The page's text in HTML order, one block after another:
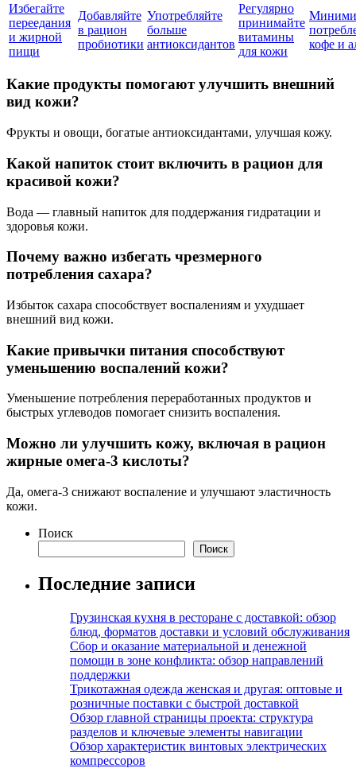
Избегайте
переедания
и жирной
пищи
Добавляйте
в рацион
пробиотики
Употребляйте
больше
антиоксидантов
Регулярно
принимайте
витамины
для кожи
кофе и
Какие продукты помогают улучшить внешний
вид кожи?
Фрукты и овощи, богатые антиоксидантами, улучшая кожу.
Какой напиток стоит включить в рацион для
красивой кожи?
Вода — главный напиток для поддержания гидратации и
здоровья кожи.
Почему важно избегать чрезмерного
потребления сахара?
Избыток сахара способствует воспалениям и ухудшает
внешний вид кожи.
Какие привычки питания способствуют
уменьшению воспалений кожи?
Уменьшение потребления переработанных продуктов и
быстрых углеводов помогает снизить воспаления.
Можно ли улучшить кожу, включая в рацион
жирные омега-3 кислоты?
Да, омега-3 снижают воспаление и улучшают эластичность
кожи.
Поиск
Поиск
Последние записи
Грузинская кухня в ресторане с доставкой: обзор
блюд, форматов доставки и условий обслуживания
Сбор и оказание материальной и денежной
помощи в зоне конфликта: обзор направлений
поддержки
Трикотажная одежда женская и другая: оптовые и
розничные поставки с быстрой доставкой
Обзор главной страницы проекта: структура
разделов и ключевые элементы навигации
Обзор характеристик винтовых электрических
компрессоров